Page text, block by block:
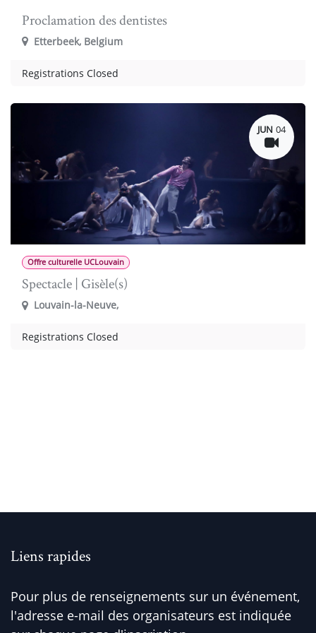
Proclamation des dentistes
Etterbeek, Belgium
Registrations Closed
JUN 04
Offre culturelle UCLouvain
Spectacle | Gisèle(s)
Louvain-la-Neuve,
Registrations Closed
Liens rapides
Pour plus de renseignements sur un événement,
l'adresse e-mail des organisateurs est indiquée